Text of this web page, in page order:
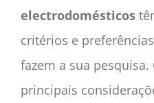
electrodomésticos
critérios e
fazem a sua
principais